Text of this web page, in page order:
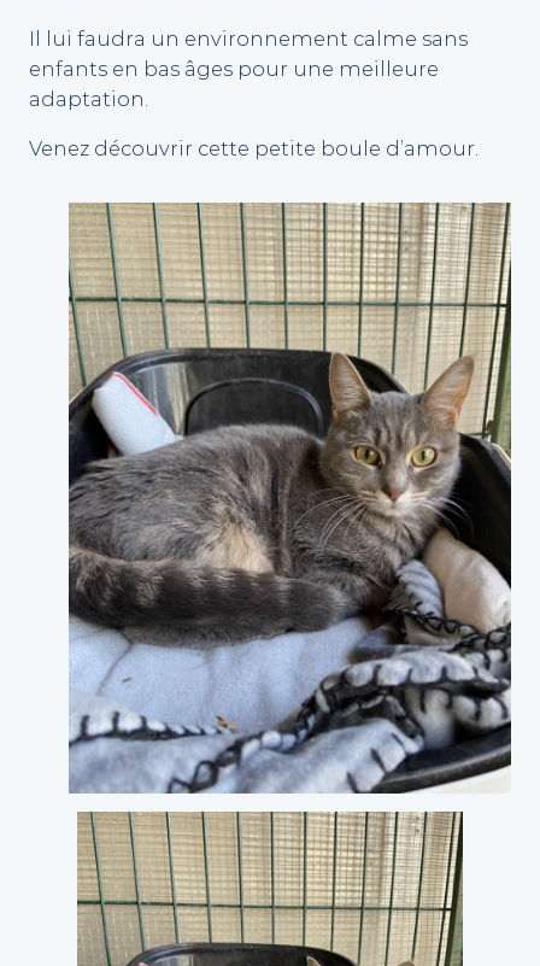
Il lui faudra un environnement calme sans
enfants en bas âges pour une meilleure
adaptation.
Venez découvrir cette petite boule d’amour.